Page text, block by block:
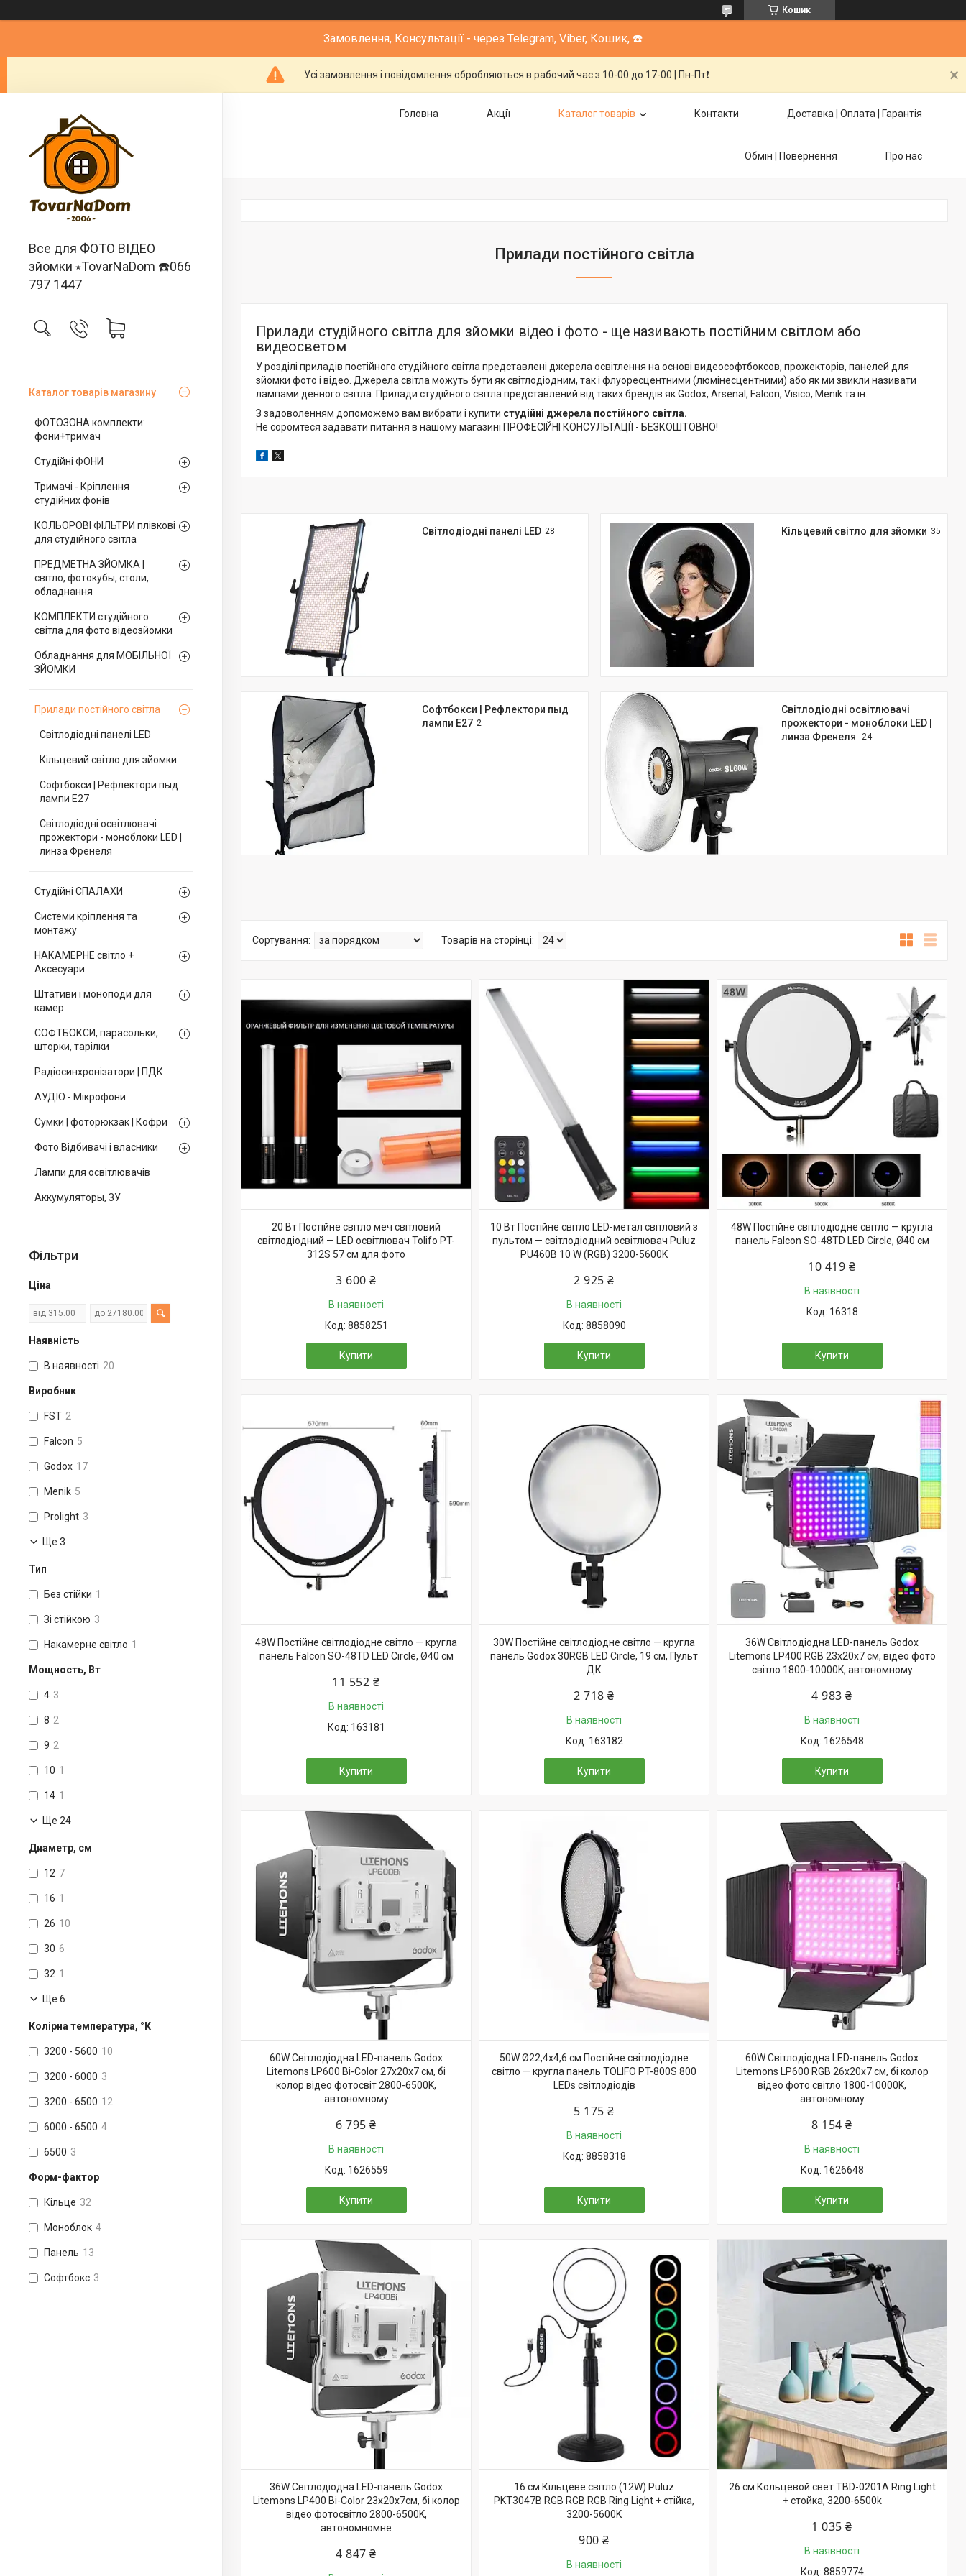
Кошик
Замовлення, Консультації - через Telegram, Viber, Кошик, ☎️
Усі замовлення і повідомлення обробляються в рабочий час з 10-00 до 17-00 | Пн-Пт❗️
Все для ФОТО ВІДЕО
зйомки ⭒TovarNaDom ☎️066
797 1447
Каталог товарів магазину
ФОТОЗОНА комплекти:
фони+тримач
Студійні ФОНИ
Тримачі - Кріплення
студійних фонів
КОЛЬОРОВІ ФІЛЬТРИ плівкові
для студійного світла
ПРЕДМЕТНА ЗЙОМКА |
світло, фотокубы, столи,
обладнання
КОМПЛЕКТИ студійного
світла для фото відеозйомки
Обладнання для МОБІЛЬНОЇ
ЗЙОМКИ
Прилади постійного світла
Світлодіодні панелі LED
Кільцевий світло для зйомки
Софтбокси | Рефлектори пыд
лампи Е27
Світлодіодні освітлювачі
прожектори - моноблоки LED |
линза Френеля
Студійні СПАЛАХИ
Системи кріплення та
монтажу
НАКАМЕРНЕ світло +
Аксесуари
Штативи і моноподи для
камер
СОФТБОКСИ, парасольки,
шторки, тарілки
Радіосинхронізатори | ПДК
АУДІО - Мікрофони
Сумки | фоторюкзак | Кофри
Фото Відбивачі і власники
Лампи для освітлювачів
Аккумуляторы, ЗУ
Фільтри
Ціна
Наявність
В наявності 20
Виробник
FST 2
Falcon 5
Godox 17
Menik 5
Prolight 3
Ще 3
Тип
Без стійки 1
Зі стійкою 3
Накамерне світло 1
Мощность, Вт
4 3
8 2
9 2
10 1
14 1
Ще 24
Диаметр, см
12 7
16 1
26 10
30 6
32 1
Ще 6
Колірна температура, °К
3200 - 5600 10
3200 - 6000 3
3200 - 6500 12
6000 - 6500 4
6500 3
Форм-фактор
Кільце 32
Моноблок 4
Панель 13
Софтбокс 3
Головна Акції Каталог товарів Контакти Доставка | Оплата | Гарантія
Обмін | Повернення Про нас
Прилади постійного світла
Прилади студійного світла для зйомки відео і фото - ще називають постійним світлом або
видеосветом
У розділі приладів постійного студійного світла представлені джерела освітлення на основі видеософтбоксов, прожекторів, панелей для
зйомки фото і відео. Джерела світла можуть бути як світлодіодним, так і флуоресцентними (люмінесцентними) або як ми звикли називати
лампами денного світла. Прилади студійного світла представлений від таких брендів як Godox, Arsenal, Falcon, Visico, Menik та ін.
З задоволенням допоможемо вам вибрати і купити студійні джерела постійного світла.
Не соромтеся задавати питання в нашому магазині ПРОФЕСІЙНІ КОНСУЛЬТАЦІЇ - БЕЗКОШТОВНО!
Світлодіодні панелі LED 28 Кільцевий світло для зйомки 35
Софтбокси | Рефлектори пыд
лампи Е27 2
Світлодіодні освітлювачі
прожектори - моноблоки LED |
линза Френеля
24
20 Вт Постійне світло меч світловий
світлодіодний — LED освітлювач Tolifo PT-
312S 57 см для фото
3 600 ₴
В наявності
8858251
Купити
10 Вт Постійне світло LED-метал світловий з
пультом — світлодіодний освітлювач Puluz
PU460B 10 W (RGB) 3200-5600K
2 925 ₴
В наявності
8858090
Купити
48W Постійне світлодіодне світло — кругла
панель Falcon SO-48TD LED Circle, Ø40 см
10 419 ₴
В наявності
16318
Купити
48W Постійне світлодіодне світло — кругла
панель Falcon SO-48TD LED Circle, Ø40 см
11 552 ₴
В наявності
163181
Купити
30W Постійне світлодіодне світло — кругла
панель Godox 30RGB LED Circle, 19 см, Пульт
ДК
2 718 ₴
В наявності
163182
Купити
36W Світлодіодна LED-панель Godox
Litemons LP400 RGB 23х20х7 см, відео фото
світло 1800-10000K, автономному
4 983 ₴
В наявності
1626548
Купити
60W Світлодіодна LED-панель Godox
Litemons LP600 Bi-Color 27х20х7 см, бі
колор відео фотосвіт 2800-6500K,
автономному
6 795 ₴
В наявності
1626559
Купити
50W Ø22,4x4,6 см Постійне світлодіодне
світло — кругла панель TOLIFO PT-800S 800
LEDs світлодіодів
5 175 ₴
В наявності
8858318
Купити
60W Світлодіодна LED-панель Godox
Litemons LP600 RGB 26х20х7 см, бі колор
відео фото світло 1800-10000K,
автономному
8 154 ₴
В наявності
1626648
Купити
36W Світлодіодна LED-панель Godox
Litemons LP400 Bi-Color 23х20х7см, бі колор
відео фотосвітло 2800-6500K,
автономномне
4 847 ₴
16 см Кільцеве світло (12W) Puluz
PKT3047B RGB RGB RGB Ring Light + стійка,
3200-5600K
900 ₴
В наявності
26 см Кольцевой свет TBD-0201A Ring Light
+ стойка, 3200-6500k
1 035 ₴
В наявності
8859774